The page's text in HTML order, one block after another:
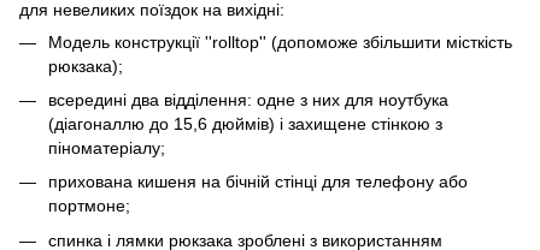
для невеликих поїздок на вихідні:
Модель конструкції ''rolltop'' (допоможе збільшити місткість
рюкзака);
всередині два відділення: одне з них для ноутбука
(діагоналлю до 15,6 дюймів) і захищене стінкою з
піноматеріалу;
прихована кишеня на бічній стінці для телефону або
портмоне;
cпинка і лямки рюкзака зроблені з використанням